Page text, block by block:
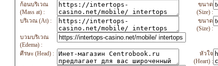
ก้อนบริเวณ
(Mass at) :
ขนาด
(Size) :
บริเวณ (At) :
ขนาด
(Size) :
บวมบริเวณ
(Edema) :
ศีรษะ (Head) :
หัวใจ
(Heart) :